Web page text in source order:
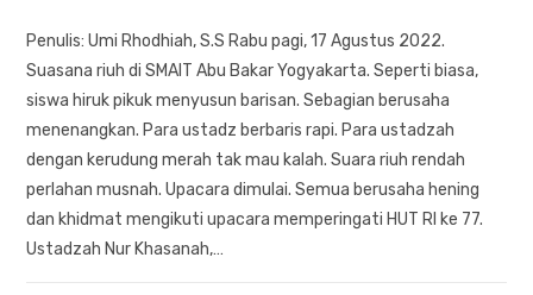
Penulis: Umi Rhodhiah, S.S Rabu pagi, 17 Agustus 2022.
Suasana riuh di SMAIT Abu Bakar Yogyakarta. Seperti biasa,
siswa hiruk pikuk menyusun barisan. Sebagian berusaha
menenangkan. Para ustadz berbaris rapi. Para ustadzah
dengan kerudung merah tak mau kalah. Suara riuh rendah
perlahan musnah. Upacara dimulai. Semua berusaha hening
dan khidmat mengikuti upacara memperingati HUT RI ke 77.
Ustadzah Nur Khasanah,…